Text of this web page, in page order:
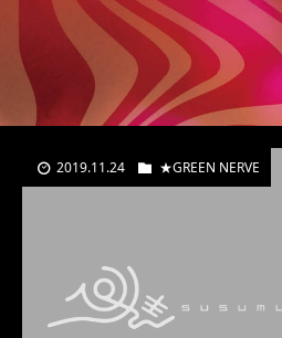
2019.11.24 ★GREEN NERVE